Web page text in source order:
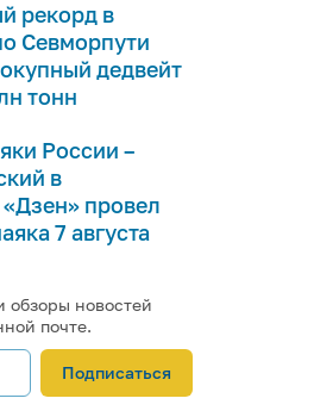
рекорд в
Севморпути
дедвейт
тонн
России –
в
провел
7 августа
новостей
почте.
Подписаться